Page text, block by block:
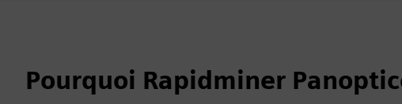
Pourquoi Rapidminer